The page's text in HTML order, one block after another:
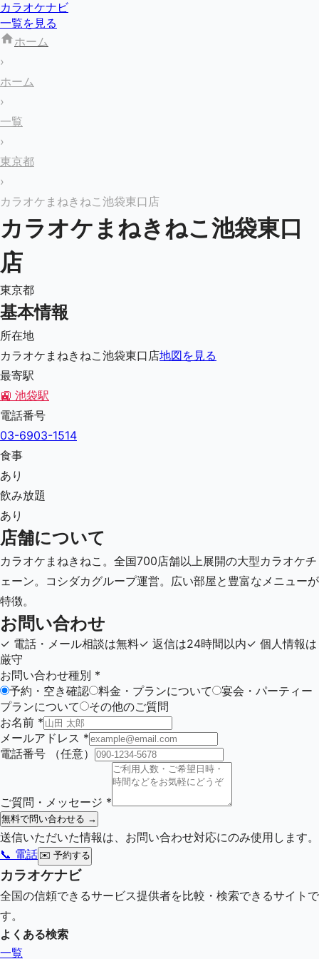
カラオケナビ
一覧を見る
ホーム
›
ホーム
›
一覧
›
東京都
›
カラオケまねきねこ池袋東口店
カラオケまねきねこ池袋東口
店
東京都
基本情報
所在地
カラオケまねきねこ池袋東口店地図を見る
最寄駅
🚉 池袋駅
電話番号
03-6903-1514
食事
あり
飲み放題
あり
店舗について
カラオケまねきねこ。全国700店舗以上展開の大型カラオケチ
ェーン。コシダカグループ運営。広い部屋と豊富なメニューが
特徴。
お問い合わせ
✓ 電話・メール相談は無料✓ 返信は24時間以内✓ 個人情報は
厳守
お問い合わせ種別 *
予約・空き確認
料金・プランについて
宴会・パーティー
プランについて
その他のご質問
お名前 *
メールアドレス *
電話番号
（任意）
ご質問・メッセージ *
無料で問い合わせる →
送信いただいた情報は、お問い合わせ対応にのみ使用します。
📞 電話 ✉️ 予約する
カラオケナビ
全国の信頼できるサービス提供者を比較・検索できるサイトで
す。
よくある検索
一覧